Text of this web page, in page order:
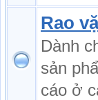
Rao
Dành
sản
cáo ở